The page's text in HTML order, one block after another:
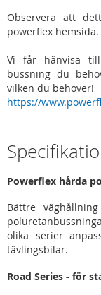
Observera att
powerflex hemsida.
Vi får hänvisa
bussning du
vilken du behöver!
https://
Powerflex hårda
Bättre
olika serier
tävlingsbilar.
Road Series - för